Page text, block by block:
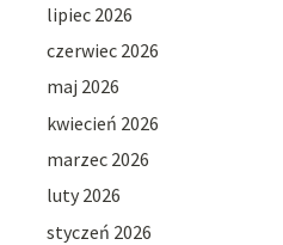
lipiec 2026
czerwiec 2026
maj 2026
kwiecień 2026
marzec 2026
luty 2026
styczeń 2026